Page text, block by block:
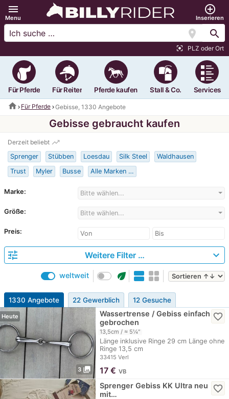
menu
Menu
add_circle_outline
Inserieren
location_on search
center_focus_strong PLZ oder Ort
Für Pferde Für Reiter Pferde kaufen Stall & Co. Services
home Für Pferde Gebisse, 1330 Angebote
Gebisse gebraucht kaufen
Derzeit beliebt trending_up
Sprenger Stübben Loesdau Silk Steel
Waldhausen
Trust
Myler Busse Alle Marken …
Marke: Bitte wählen...
Größe: Bitte wählen...
Preis:
tune Weitere Filter … expand_more
weltweit eco
1330 Angebote 22 Gewerblich 12 Gesuche
3 photo_library
Heute
Wassertrense / Gebiss einfach
gebrochen
13,5cm / ≈ 5¼"
Länge inklusive Ringe 29 cm Länge ohne
Ringe 13,5 cm
33415 Verl
favorite_border
17 € VB
Sprenger Gebiss KK Ultra neu
mit…
favorite_border